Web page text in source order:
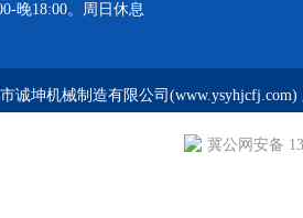
晚18:00。周日休息
诚坤机械制造有限公司
冀公网安备